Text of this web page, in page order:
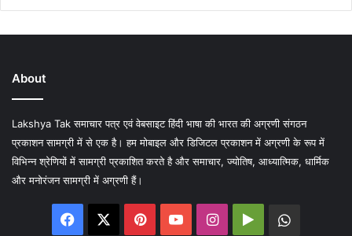
About
Lakshya Tak समाचार पत्र एवं वेबसाइट हिंदी भाषा की भारत की अग्रणी संगठन
प्रकाशन सामग्री में से एक है। हम मोबाइल और डिजिटल प्रकाशन में अग्रणी के रूप में
विभिन्न श्रेणियों में सामग्री प्रकाशित करते है और समाचार, ज्योतिष, आध्यात्मिक, धार्मिक
और मनोरंजन सामग्री में अग्रणी हैं।
Facebook PinterestYouTubeInstagram
Google